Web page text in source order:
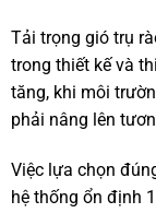
Tải trọng gió trụ
trong thiết kế và
tăng, khi môi
phải nâng lên
Việc lựa chọn
hệ thống ổn định